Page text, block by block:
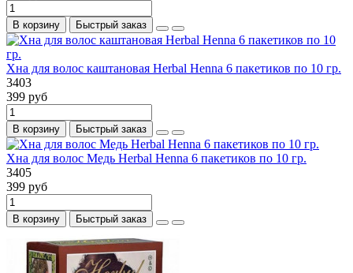
В корзину Быстрый заказ
Хна для волос каштановая Herbal Henna 6 пакетиков по 10 гр.
3403
399 руб
В корзину Быстрый заказ
Хна для волос Медь Herbal Henna 6 пакетиков по 10 гр.
3405
399 руб
В корзину Быстрый заказ